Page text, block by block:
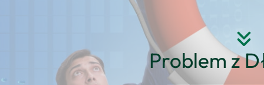
Problem z
Strona główna O nas